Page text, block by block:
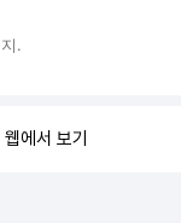
.
에서 보기